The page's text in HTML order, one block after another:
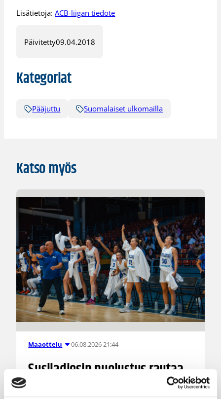
Lisätietoja:ACB-liigan tiedote
Päivitetty09.04.2018
Kategoriat
Pääjuttu Suomalaiset ulkomailla
Katso myös
Maaottelu 06.08.2026 21:44
Susiladiesin puolustus rautaa